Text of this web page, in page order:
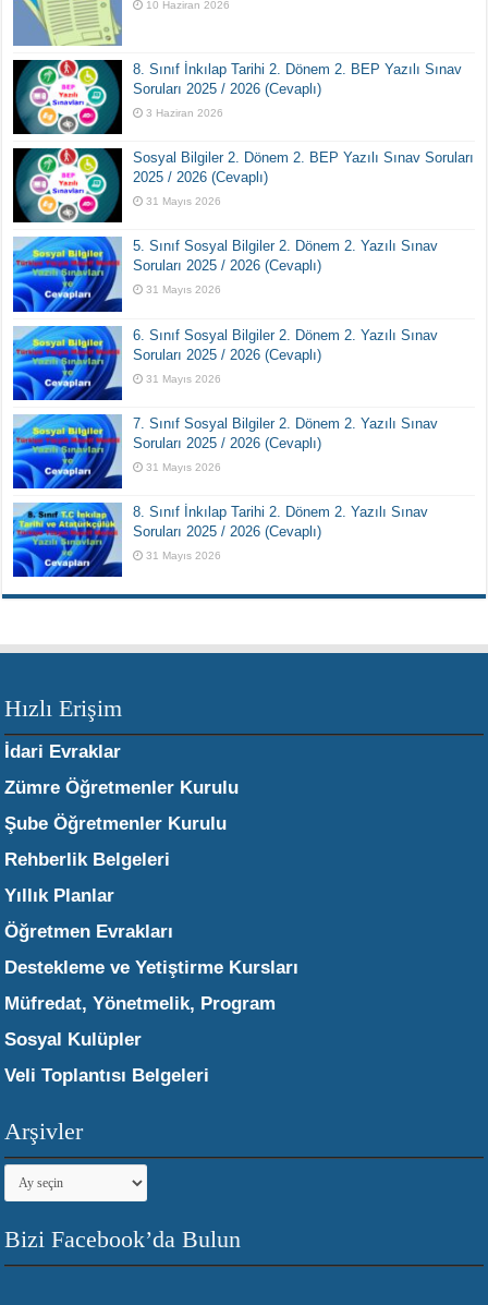
10 Haziran 2026
8. Sınıf İnkılap Tarihi 2. Dönem 2. BEP Yazılı Sınav
Soruları 2025 / 2026 (Cevaplı)
3 Haziran 2026
Sosyal Bilgiler 2. Dönem 2. BEP Yazılı Sınav Soruları
2025 / 2026 (Cevaplı)
31 Mayıs 2026
5. Sınıf Sosyal Bilgiler 2. Dönem 2. Yazılı Sınav
Soruları 2025 / 2026 (Cevaplı)
31 Mayıs 2026
6. Sınıf Sosyal Bilgiler 2. Dönem 2. Yazılı Sınav
Soruları 2025 / 2026 (Cevaplı)
31 Mayıs 2026
7. Sınıf Sosyal Bilgiler 2. Dönem 2. Yazılı Sınav
Soruları 2025 / 2026 (Cevaplı)
31 Mayıs 2026
8. Sınıf İnkılap Tarihi 2. Dönem 2. Yazılı Sınav
Soruları 2025 / 2026 (Cevaplı)
31 Mayıs 2026
Hızlı Erişim
İdari Evraklar
Zümre Öğretmenler Kurulu
Şube Öğretmenler Kurulu
Rehberlik Belgeleri
Yıllık Planlar
Öğretmen Evrakları
Destekleme ve Yetiştirme Kursları
Müfredat, Yönetmelik, Program
Sosyal Kulüpler
Veli Toplantısı Belgeleri
Arşivler
Arşivler
Bizi Facebook’da Bulun